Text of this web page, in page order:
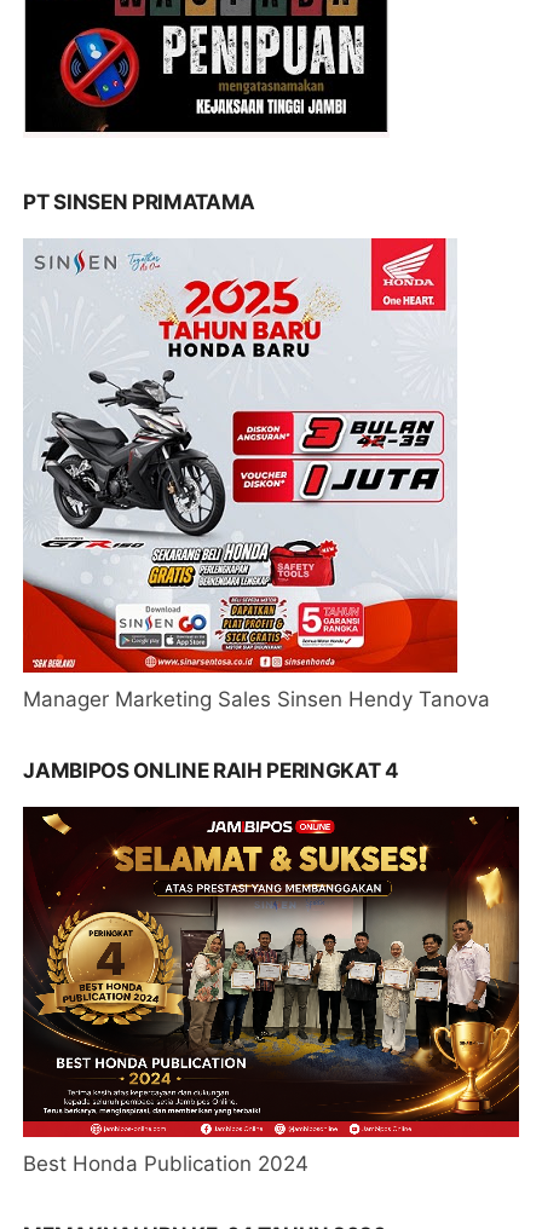
PT SINSEN PRIMATAMA
Manager Marketing Sales Sinsen Hendy Tanova
JAMBIPOS ONLINE RAIH PERINGKAT 4
Best Honda Publication 2024